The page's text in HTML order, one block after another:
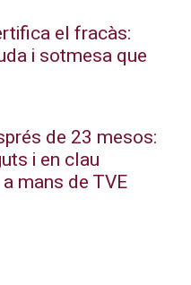
el fracàs:
i sotmesa que
de 23 mesos:
i en clau
mans de TVE